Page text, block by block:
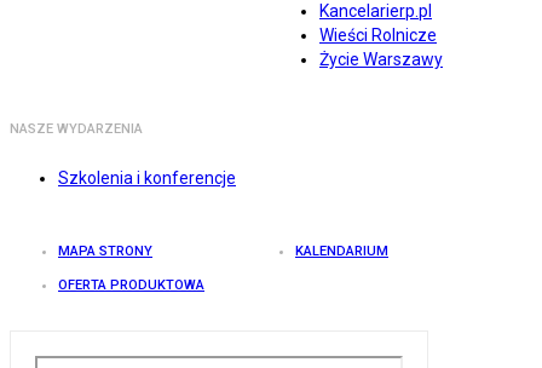
Kancelarierp.pl
Wieści Rolnicze
Życie Warszawy
NASZE WYDARZENIA
Szkolenia i konferencje
MAPA STRONY KALENDARIUM
OFERTA PRODUKTOWA